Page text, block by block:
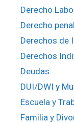
Derecho
Derecho penal
Derechos de
Derechos
Deudas
DUI/DWI y
Escuela y
Familia y